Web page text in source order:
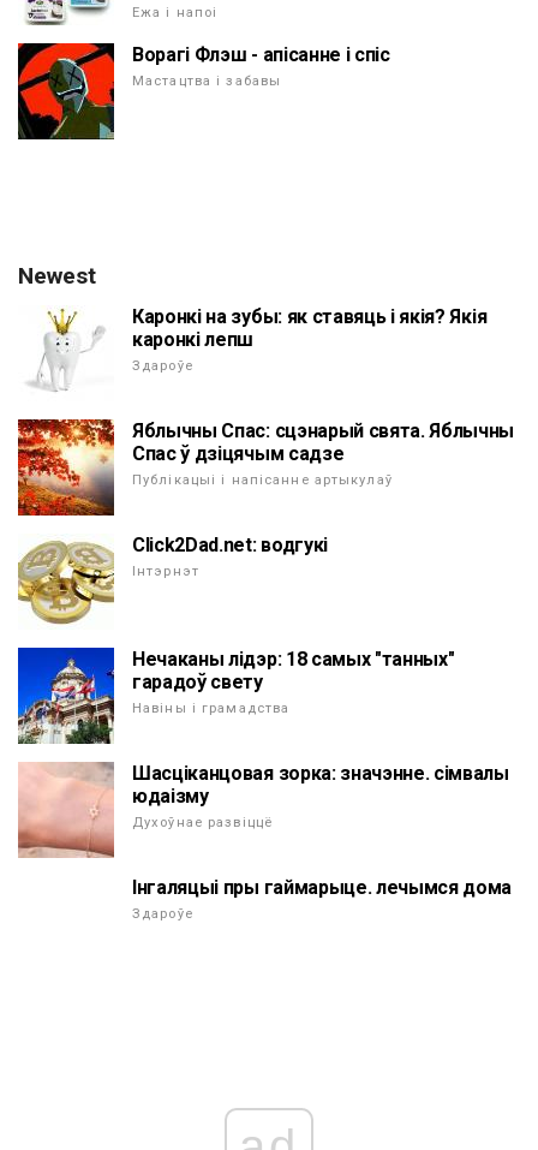
Ежа і напоі
Ворагі Флэш - апісанне і спіс
Мастацтва і забавы
Newest
Каронкі на зубы: як ставяць і якія? Якія
каронкі лепш
Здароўе
Яблычны Спас: сцэнарый свята. Яблычны
Спас ў дзіцячым садзе
Публікацыі і напісанне артыкулаў
Click2Dad.net: водгукі
Інтэрнэт
Нечаканы лідэр: 18 самых "танных"
гарадоў свету
Навіны і грамадства
Шасціканцовая зорка: значэнне. сімвалы
юдаізму
Духоўнае развіццё
Інгаляцыі пры гаймарыце. лечымся дома
Здароўе